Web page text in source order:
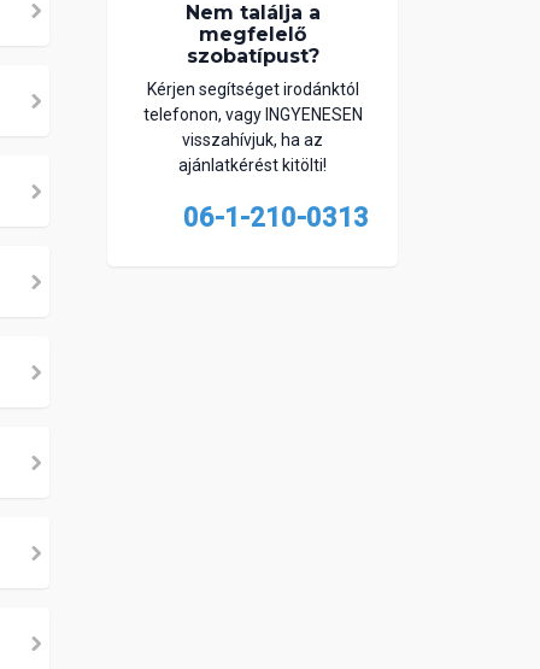
Nem találja a
megfelelő
szobatípust?
Kérjen segítséget irodánktól
telefonon, vagy INGYENESEN
visszahívjuk, ha az
ajánlatkérést kitölti!
06-1-210-0313